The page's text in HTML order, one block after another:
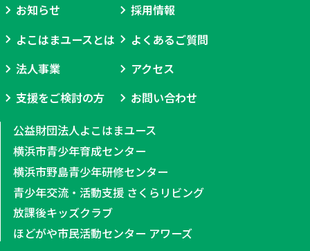
お知らせ
よこはまユースとは
法人事業
支援をご検討の方
採用情報
よくあるご質問
アクセス
お問い合わせ
公益財団法人よこはまユース
横浜市青少年育成センター
横浜市野島青少年研修センター
青少年交流・活動支援 さくらリビング
放課後キッズクラブ
ほどがや市民活動センター アワーズ